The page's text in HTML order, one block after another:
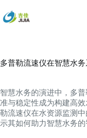
过
内
多普勒流速仪在智慧水
智慧水务的演进中，多
准与稳定性成为构建高
勒流速仪在水资源监测
示其如何助力智慧水务的